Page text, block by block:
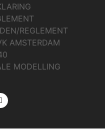
REGLEMENT
AMSTERDAM
MODELLING